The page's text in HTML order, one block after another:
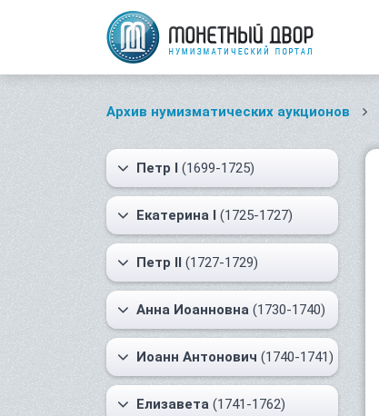
Архив нумизматических аукционов
Петр I (1699-1725)
Екатерина I (1725-1727)
Петр II (1727-1729)
Анна Иоанновна (1730-1740)
Иоанн Антонович (1740-1741)
Елизавета (1741-1762)